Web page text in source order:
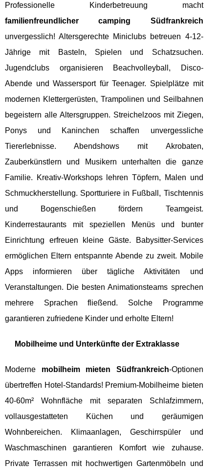
Professionelle Kinderbetreuung macht
familienfreundlicher camping Südfrankreich
unvergesslich! Altersgerechte Miniclubs betreuen 4-12-
Jährige mit Basteln, Spielen und Schatzsuchen.
Jugendclubs organisieren Beachvolleyball, Disco-
Abende und Wassersport für Teenager. Spielplätze mit
modernen Klettergerüsten, Trampolinen und Seilbahnen
begeistern alle Altersgruppen. Streichelzoos mit Ziegen,
Ponys und Kaninchen schaffen unvergessliche
Tiererlebnisse. Abendshows mit Akrobaten,
Zauberkünstlern und Musikern unterhalten die ganze
Familie. Kreativ-Workshops lehren Töpfern, Malen und
Schmuckherstellung. Sportturiere in Fußball, Tischtennis
und Bogenschießen fördern Teamgeist.
Kinderrestaurants mit speziellen Menüs und bunter
Einrichtung erfreuen kleine Gäste. Babysitter-Services
ermöglichen Eltern entspannte Abende zu zweit. Mobile
Apps informieren über tägliche Aktivitäten und
Veranstaltungen. Die besten Animationsteams sprechen
mehrere Sprachen fließend. Solche Programme
garantieren zufriedene Kinder und erholte Eltern!
Mobilheime und Unterkünfte der Extraklasse
Moderne mobilheim mieten Südfrankreich-Optionen
übertreffen Hotel-Standards! Premium-Mobilheime bieten
40-60m² Wohnfläche mit separaten Schlafzimmern,
vollausgestatteten Küchen und geräumigen
Wohnbereichen. Klimaanlagen, Geschirrspüler und
Waschmaschinen garantieren Komfort wie zuhause.
Private Terrassen mit hochwertigen Gartenmöbeln und